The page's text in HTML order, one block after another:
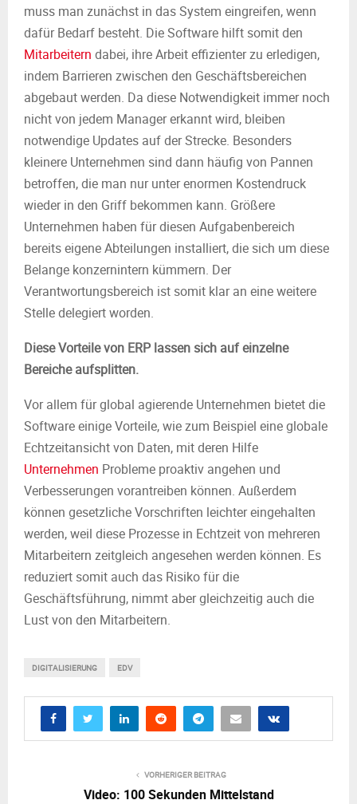
muss man zunächst in das System eingreifen, wenn
dafür Bedarf besteht. Die Software hilft somit den
Mitarbeitern dabei, ihre Arbeit effizienter zu erledigen,
indem Barrieren zwischen den Geschäftsbereichen
abgebaut werden. Da diese Notwendigkeit immer noch
nicht von jedem Manager erkannt wird, bleiben
notwendige Updates auf der Strecke. Besonders
kleinere Unternehmen sind dann häufig von Pannen
betroffen, die man nur unter enormen Kostendruck
wieder in den Griff bekommen kann. Größere
Unternehmen haben für diesen Aufgabenbereich
bereits eigene Abteilungen installiert, die sich um diese
Belange konzernintern kümmern. Der
Verantwortungsbereich ist somit klar an eine weitere
Stelle delegiert worden.
Diese Vorteile von ERP lassen sich auf einzelne
Bereiche aufsplitten.
Vor allem für global agierende Unternehmen bietet die
Software einige Vorteile, wie zum Beispiel eine globale
Echtzeitansicht von Daten, mit deren Hilfe
Unternehmen Probleme proaktiv angehen und
Verbesserungen vorantreiben können. Außerdem
können gesetzliche Vorschriften leichter eingehalten
werden, weil diese Prozesse in Echtzeit von mehreren
Mitarbeitern zeitgleich angesehen werden können. Es
reduziert somit auch das Risiko für die
Geschäftsführung, nimmt aber gleichzeitig auch die
Lust von den Mitarbeitern.
DIGITALISIERUNG EDV
VORHERIGER BEITRAG
Video: 100 Sekunden Mittelstand